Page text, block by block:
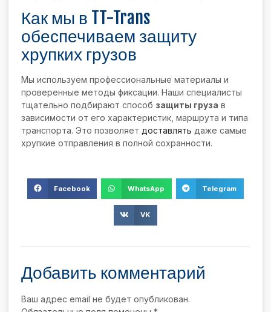
Как мы в TT-Trans
обеспечиваем защиту
хрупких грузов
Мы используем профессиональные материалы и
проверенные методы фиксации. Наши специалисты
тщательно подбирают способ защиты груза в
зависимости от его характеристик, маршрута и типа
транспорта. Это позволяет доставлять даже самые
хрупкие отправления в полной сохранности.
Facebook WhatsApp Telegram
VK
Добавить комментарий
Ваш адрес email не будет опубликован.